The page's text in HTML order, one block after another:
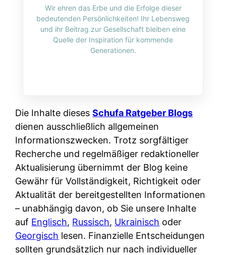
Wir ehren das Erbe und die Erfolge dieser
bedeutenden Persönlichkeiten! Ihr Lebensweg
und ihr Beitrag zur Gesellschaft bleiben eine
Quelle der Inspiration für kommende
Generationen.
Die Inhalte diesesSchufa Ratgeber Blogs
dienen ausschließlich allgemeinen
Informationszwecken. Trotz sorgfältiger
Recherche und regelmäßiger redaktioneller
Aktualisierung übernimmt der Blog keine
Gewähr für Vollständigkeit, Richtigkeit oder
Aktualität der bereitgestellten Informationen
– unabhängig davon, ob Sie unsere Inhalte
auf Englisch, Russisch, Ukrainisch oder
Georgisch lesen. Finanzielle Entscheidungen
sollten grundsätzlich nur nach individueller